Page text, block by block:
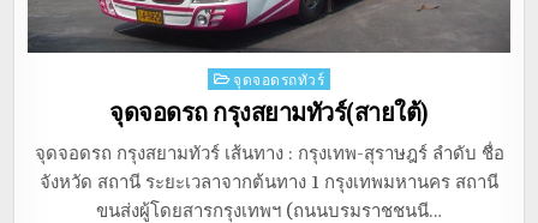
Posted
in
จุดจอดรถทัวร์
จุดจอดรถ กรุงสยามทัวร์(สายใต้)
จุดจอดรถ กรุงสยามทัวร์ เส้นทาง : กรุงเทพ-สุราษฎร์ ลำดับ ชื่อ
จังหวัด สถานี ระยะเวลาจากต้นทาง 1 กรุงเทพมหานคร สถานี
ขนส่งผู้โดยสารกรุงเทพฯ (ถนนบรมราชชนนี…